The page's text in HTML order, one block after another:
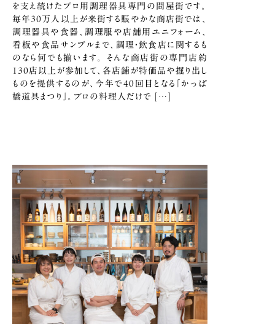
を支え続けたプロ用調理器具専門の問屋街です。
毎年30万人以上が来街する賑やかな商店街では、
調理器具や食器、調理服や店舗用ユニフォーム、
看板や食品サンプルまで、調理・飲食店に関するも
のなら何でも揃います。 そんな商店街の専門店約
130店以上が参加して、各店舗が特価品や掘り出し
ものを提供するのが、今年で40回目となる「かっぱ
橋道具まつり」。プロの料理人だけで […]